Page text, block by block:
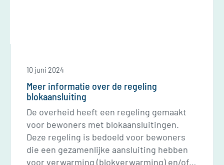
10 juni 2024
Meer informatie over de regeling
blokaansluiting
De overheid heeft een regeling gemaakt
voor bewoners met blokaansluitingen.
Deze regeling is bedoeld voor bewoners
die een gezamenlijke aansluiting hebben
voor verwarming (blokverwarming) en/of